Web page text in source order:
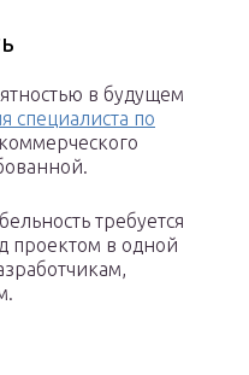
в будущем
специалиста по
требуется
проектом в одной